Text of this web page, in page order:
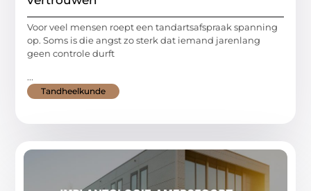
Voor veel mensen roept een tandartsafspraak spanning
op. Soms is die angst zo sterk dat iemand jarenlang
geen controle durft
...
Tandheelkunde